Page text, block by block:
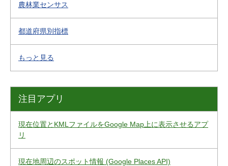
農林業センサス
都道府県別指標
もっと見る
注目アプリ
現在位置とKMLファイルをGoogle Map上に表示させるアプ
リ
現在地周辺のスポット情報 (Google Places API)